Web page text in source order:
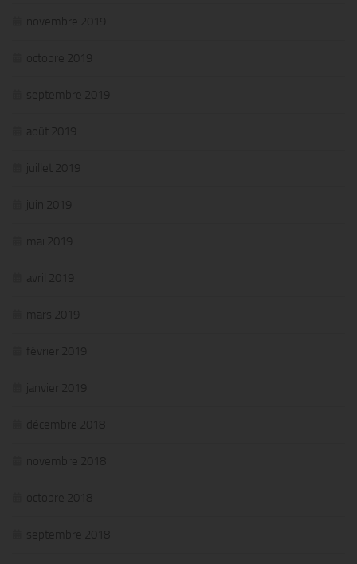
novembre 2019
octobre 2019
septembre 2019
août 2019
juillet 2019
juin 2019
mai 2019
avril 2019
mars 2019
février 2019
janvier 2019
décembre 2018
novembre 2018
octobre 2018
septembre 2018